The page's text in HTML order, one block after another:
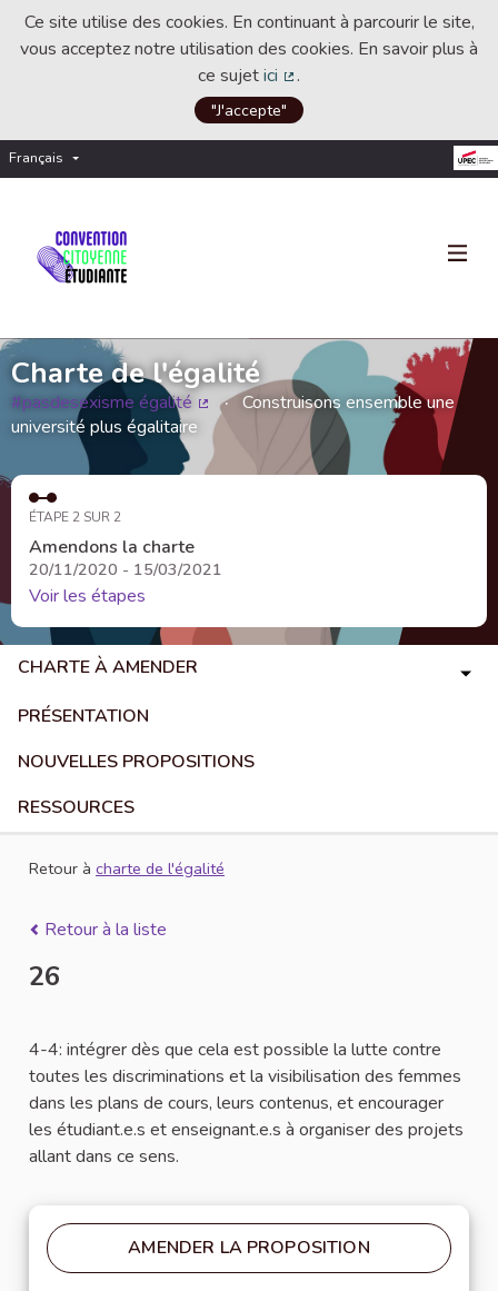
Ce site utilise des cookies. En continuant à parcourir le site,
vous acceptez notre utilisation des cookies. En savoir plus à
ce sujetici
(Lien externe)
.
"J'accepte"
Français Choisir la langue
Charte de l'égalité
#pasdesexisme égalité
(Lien externe)
Construisons ensemble une
université plus égalitaire
ÉTAPE 2 SUR 2
Amendons la charte
20/11/2020 - 15/03/2021
Voir les étapes
CHARTE À AMENDER
PRÉSENTATION
NOUVELLES PROPOSITIONS
RESSOURCES
Retour à charte de l'égalité
Retour à la liste
26
4-4: intégrer dès que cela est possible la lutte contre
toutes les discriminations et la visibilisation des femmes
dans les plans de cours, leurs contenus, et encourager
les étudiant.e.s et enseignant.e.s à organiser des projets
allant dans ce sens.
AMENDER LA PROPOSITION